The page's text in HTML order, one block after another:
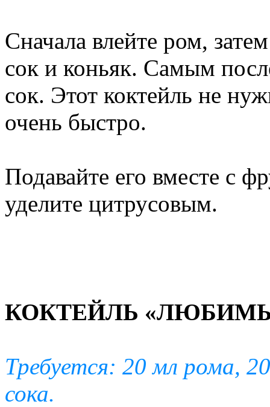
Сначала влейте ром,
сок и коньяк. Самым
сок. Этот коктейль не
очень быстро.
Подавайте его вместе с
уделите цитрусовым.
КОКТЕЙЛЬ
Требуется: 20 мл рома,
сока.